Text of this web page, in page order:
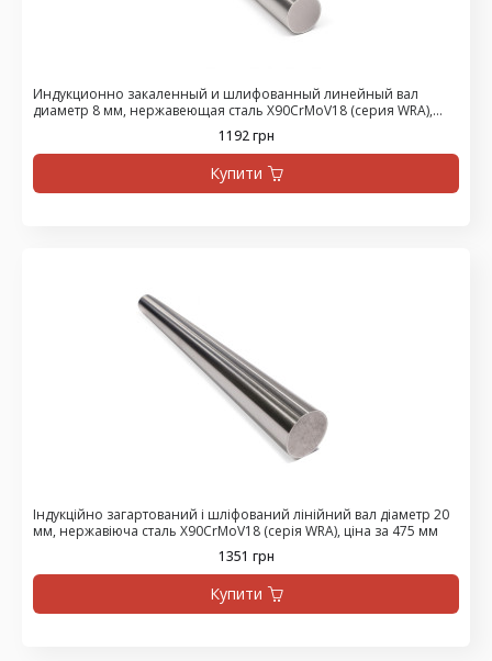
Индукционно закаленный и шлифованный линейный вал
диаметр 8 мм, нержавеющая сталь X90CrMoV18 (серия WRA),
1192 грн
Купити
Індукційно загартований і шліфований лінійний вал діаметр 20
мм, нержавіюча сталь X90CrMoV18 (серія WRA), ціна за 475 мм
1351 грн
Купити